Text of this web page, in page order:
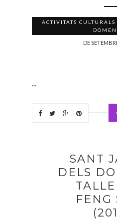
ACTIVITATS
DE
SANT
DELS
FENG